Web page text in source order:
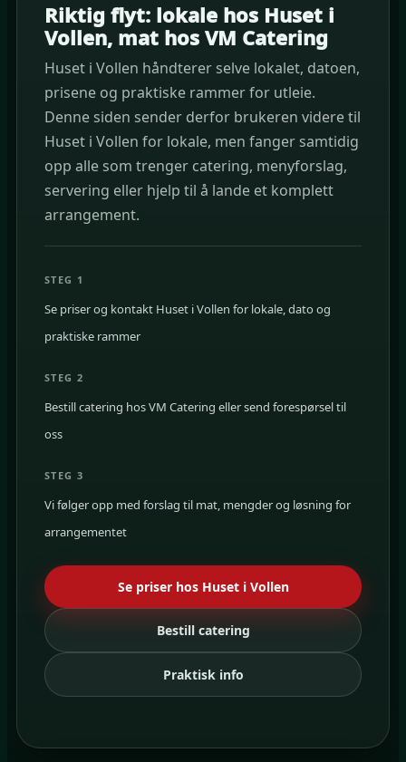
Riktig flyt: lokale hos Huset i
Vollen, mat hos VM Catering
Huset i Vollen håndterer selve lokalet, datoen,
prisene og praktiske rammer for utleie.
Denne siden sender derfor brukeren videre til
Huset i Vollen for lokale, men fanger samtidig
opp alle som trenger catering, menyforslag,
servering eller hjelp til å lande et komplett
arrangement.
STEG 1
Se priser og kontakt Huset i Vollen for lokale, dato og
praktiske rammer
STEG 2
Bestill catering hos VM Catering eller send forespørsel til
oss
STEG 3
Vi følger opp med forslag til mat, mengder og løsning for
arrangementet
Se priser hos Huset i Vollen
Bestill catering
Praktisk info